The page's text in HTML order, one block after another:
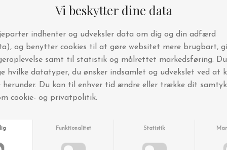
Andre købte også